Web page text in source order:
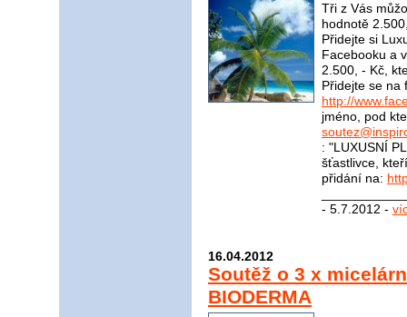
Tři z Vás
hodnotě
Přidejte si
Facebooku a
2.500, - Kč,
Přidejte se na
http://
jméno, pod
: "LUXUSNÍ
šťastlivce,
přidání na:
- 5.7.2012 -
16.04.2012
Soutěž o 3 x
BIODERMA